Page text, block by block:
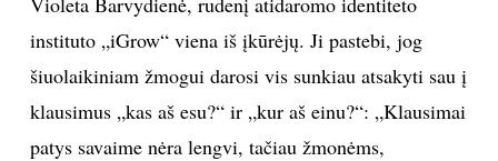
Sekite mus:
instituto „iGrow“ viena iš įkūrėjų. Ji pastebi, jog
šiuolaikiniam žmogui darosi vis sunkiau atsakyti sau į
klausimus „kas aš esu?“ ir „kur aš einu?“: „Klausimai
patys savaime nėra lengvi, tačiau žmonėms,